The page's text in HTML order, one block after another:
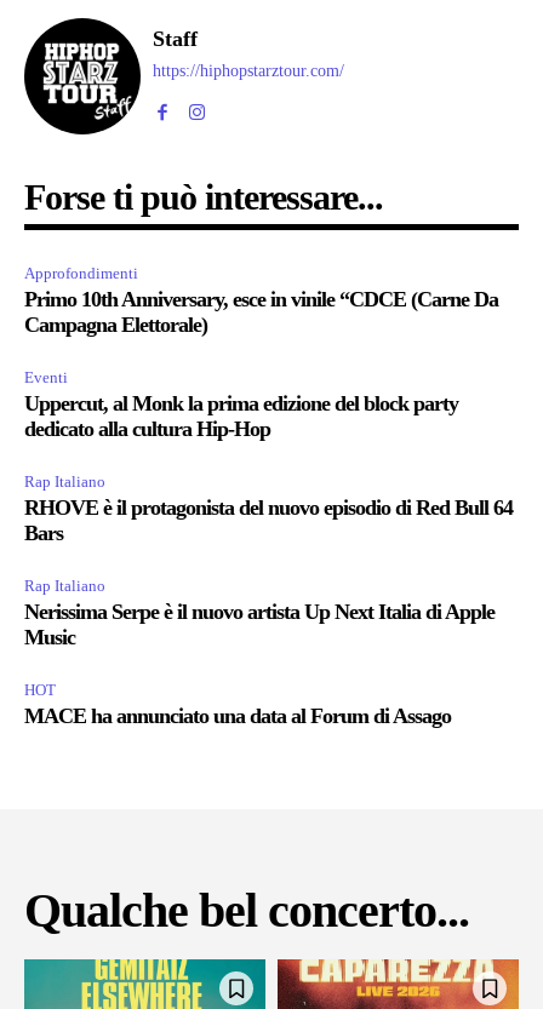
Staff
https://hiphopstarztour.com/
Forse ti può interessare...
Approfondimenti
Primo 10th Anniversary, esce in vinile “CDCE (Carne Da
Campagna Elettorale)
Eventi
Uppercut, al Monk la prima edizione del block party
dedicato alla cultura Hip-Hop
Rap Italiano
RHOVE è il protagonista del nuovo episodio di Red Bull 64
Bars
Rap Italiano
Nerissima Serpe è il nuovo artista Up Next Italia di Apple
Music
HOT
MACE ha annunciato una data al Forum di Assago
Qualche bel concerto...